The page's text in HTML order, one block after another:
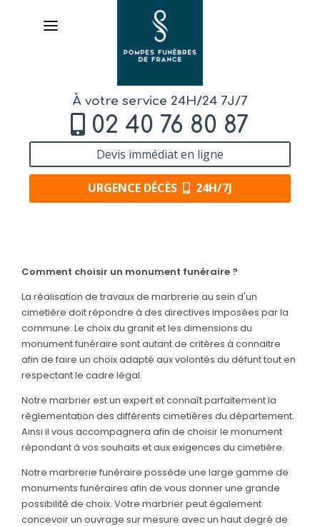
À votre service 24H/24 7J/7
02 40 76 80 87
Devis immédiat en ligne
URGENCE DÉCÈS 24H/7J
DE DÉCÈS
ORGANISER
DES OBSÈQUES
PRÉVOIR
SES OBSÈQUES
CATALOGUE
DE MONUMENTS
SERVICES
& ARTICLES
Entretien de sépulture
Livraison de Fleurs Naturelles
NOS
AGENCES
Comment choisir un monument funéraire ?
La réalisation de travaux de marbrerie au sein d'un
cimetière doit répondre à des directives imposées par la
commune. Le choix du granit et les dimensions du
monument funéraire sont autant de critères à connaitre
afin de faire un choix adapté aux volontés du défunt tout en
respectant le cadre légal.
Notre marbrier est un expert et connaît parfaitement la
règlementation des différents cimetières du département.
Ainsi il vous accompagnera afin de choisir le monument
répondant à vos souhaits et aux exigences du cimetière.
Notre marbrerie funéraire possède une large gamme de
monuments funéraires afin de vous donner une grande
possibilité de choix. Votre marbrier peut également
concevoir un ouvrage sur mesure avec un haut degré de